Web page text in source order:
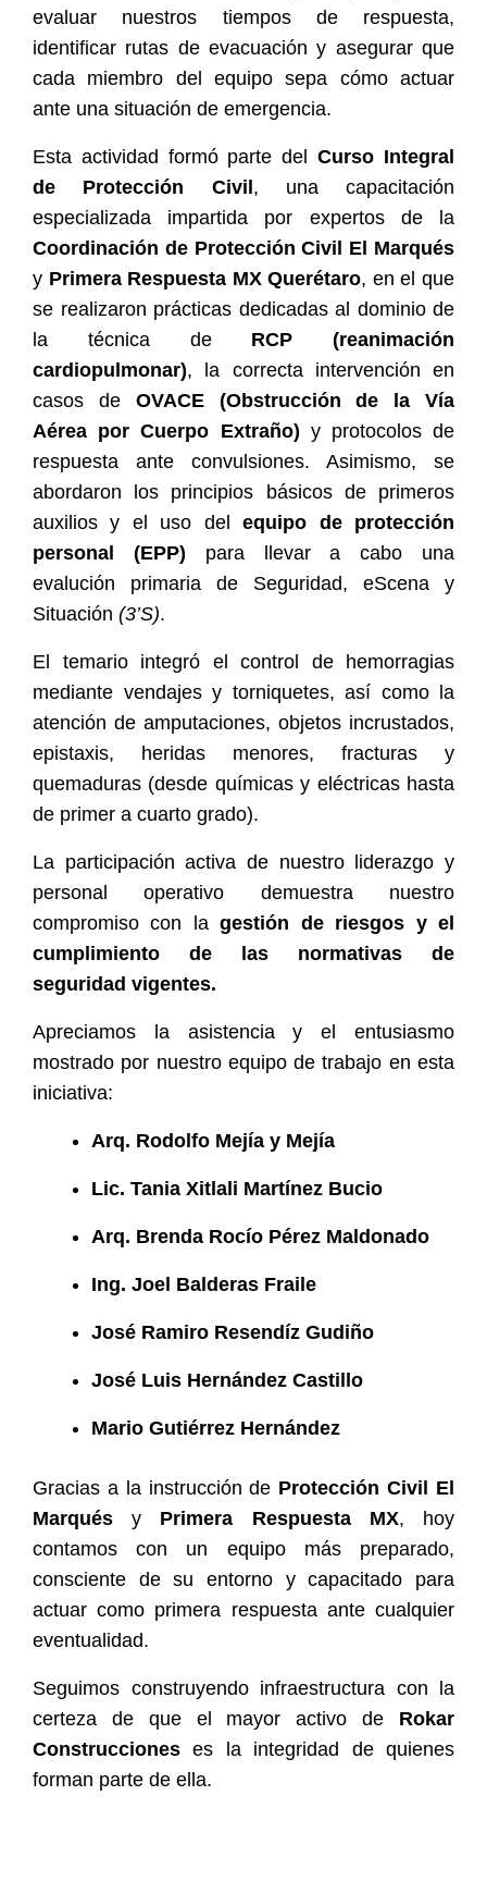
evaluar nuestros tiempos de respuesta,
identificar rutas de evacuación y asegurar que
cada miembro del equipo sepa cómo actuar
ante una situación de emergencia.
Esta actividad formó parte delCurso Integral
de Protección Civil , una capacitación
especializada impartida por expertos de la
Coordinación de Protección Civil El Marqués
y Primera Respuesta MX Querétaro, en el que
se realizaron prácticas dedicadas al dominio de
la técnica de RCP
(reanimación
cardiopulmonar), la correcta intervención en
casos de OVACE (Obstrucción de la Vía
Aérea por Cuerpo Extraño) y protocolos de
respuesta ante convulsiones. Asimismo, se
abordaron los principios básicos de primeros
auxilios y el uso delequipo de protección
personal (EPP) para llevar a cabo una
evalución primaria de Seguridad, eScena y
Situación (3’S).
El temario integró el control de hemorragias
mediante vendajes y torniquetes, así como la
atención de amputaciones, objetos incrustados,
epistaxis, heridas menores, fracturas y
quemaduras (desde químicas y eléctricas hasta
de primer a cuarto grado).
La participación activa de nuestro liderazgo y
personal operativo demuestra nuestro
compromiso con lagestión de riesgos y el
cumplimiento de las normativas de
seguridad vigentes.
Apreciamos la asistencia y el entusiasmo
mostrado por nuestro equipo de trabajo en esta
iniciativa:
Arq. Rodolfo Mejía y Mejía
Lic. Tania Xitlali Martínez Bucio
Arq. Brenda Rocío Pérez Maldonado
Ing. Joel Balderas Fraile
José Ramiro Resendíz Gudiño
José Luis Hernández Castillo
Mario Gutiérrez Hernández
Gracias a la instrucción de Protección Civil El
Marqués y Primera Respuesta MX, hoy
contamos con un equipo más preparado,
consciente de su entorno y capacitado para
actuar como primera respuesta ante cualquier
eventualidad.
Seguimos construyendo infraestructura con la
certeza de que el mayor activo de Rokar
Construcciones es la integridad de quienes
forman parte de ella.